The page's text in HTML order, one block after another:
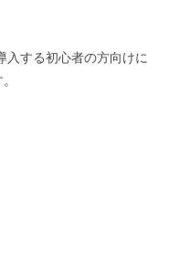
入する初心者の方向けに